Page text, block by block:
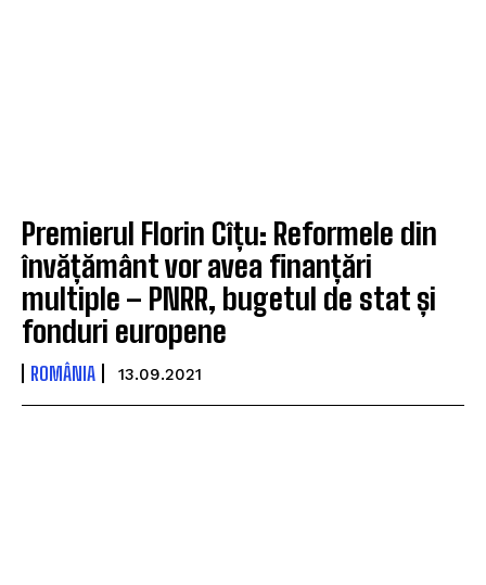
Premierul Florin Cîțu: Reformele din
învățământ vor avea finanțări
multiple – PNRR, bugetul de stat și
fonduri europene
ROMÂNIA 13.09.2021